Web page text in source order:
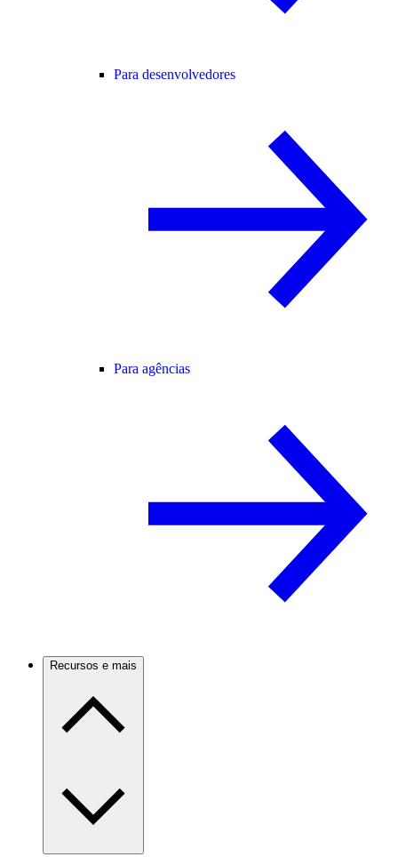
Para desenvolvedores
Para agências
Recursos e mais